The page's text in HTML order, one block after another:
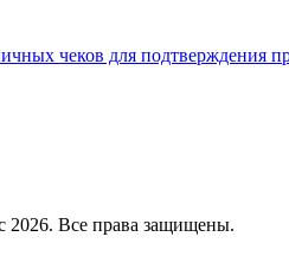
чеков для подтверждения
2026. Все права защищены.